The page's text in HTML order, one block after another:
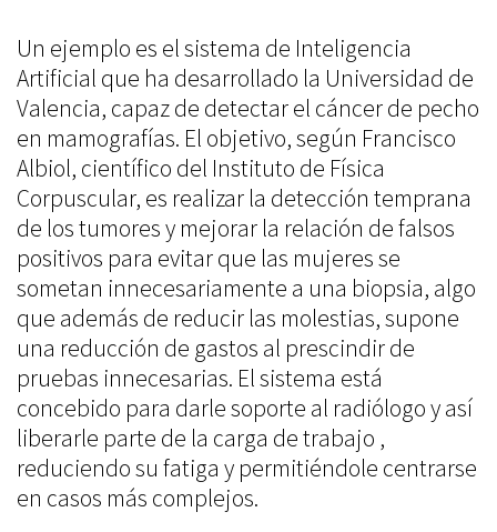
Un ejemplo es el sistema de Inteligencia
Artificial que ha desarrollado la Universidad de
Valencia, capaz de detectar el cáncer de pecho
en mamografías. El objetivo, según Francisco
Albiol, científico del Instituto de Física
Corpuscular, es realizar la detección temprana
de los tumores y mejorar la relación de falsos
positivos para evitar que las mujeres se
sometan innecesariamente a una biopsia, algo
que además de reducir las molestias, supone
una reducción de gastos al prescindir de
pruebas innecesarias. El sistema está
concebido para darle soporte al radiólogo y así
liberarle parte de la carga de trabajo ,
reduciendo su fatiga y permitiéndole centrarse
en casos más complejos.